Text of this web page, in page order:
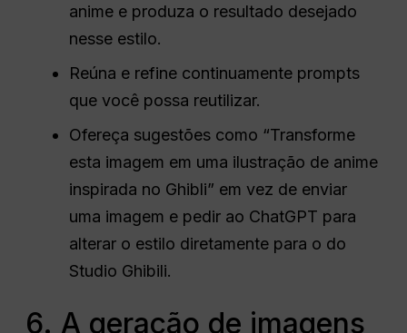
anime e produza o resultado desejado
nesse estilo.
Reúna e refine continuamente prompts
que você possa reutilizar.
Ofereça sugestões como “Transforme
esta imagem em uma ilustração de anime
inspirada no Ghibli” em vez de enviar
uma imagem e pedir ao ChatGPT para
alterar o estilo diretamente para o do
Studio Ghibili.
6. A geração de imagens